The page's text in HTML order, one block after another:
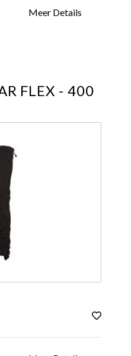
Meer Details
FLEX - 400